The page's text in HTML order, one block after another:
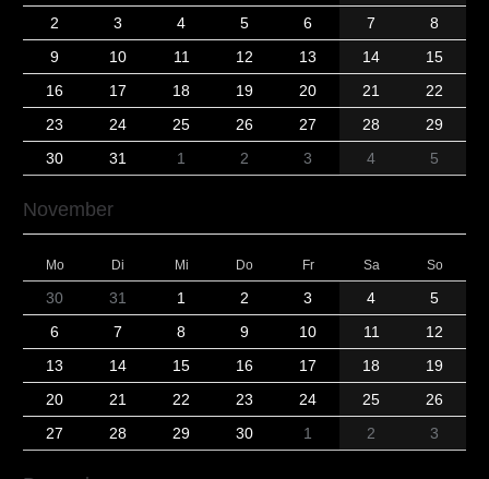
2
3 4 5 6 7
8
9
10 11 12 13 14
15
16
17 18 19 20 21
22
23
24 25 26 27 28
29
30
31 1 2 3 4 5
November
Mo Di Mi Do Fr Sa So
30 31 1 2 3 4
5
6
7 8 9 10 11
12
13
14 15 16 17 18
19
20
21 22 23 24 25
26
27
28 29 30 1 2 3